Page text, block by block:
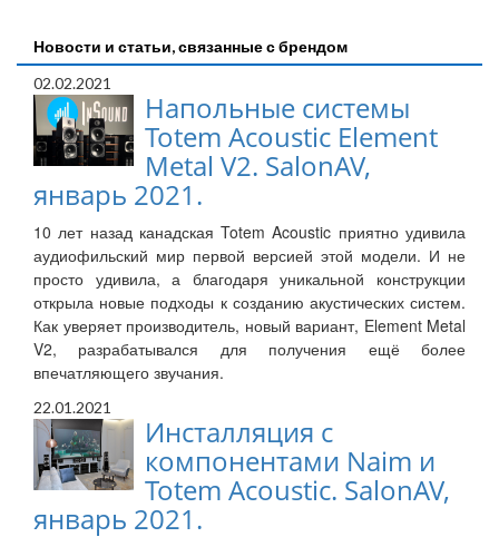
Новости и статьи, связанные с брендом
02.02.2021
Напольные системы
Totem Acoustic Element
Metal V2. SalonAV,
январь 2021.
10 лет назад канадская Totem Acoustic приятно удивила
аудиофильский мир первой версией этой модели. И не
просто удивила, а благодаря уникальной конструкции
открыла новые подходы к созданию акустических систем.
Как уверяет производитель, новый вариант, Element Metal
V2, разрабатывался для получения ещё более
впечатляющего звучания.
22.01.2021
Инсталляция с
компонентами Naim и
Totem Acoustic. SalonAV,
январь 2021.